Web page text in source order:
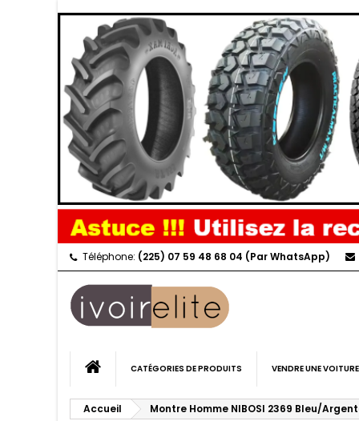
Téléphone: (225) 07 59 48 68 04 (Par WhatsApp)
CATÉGORIES DE PRODUITS VENDRE UNE VOITURE
Accueil Montre Homme NIBOSI 2369 Bleu/